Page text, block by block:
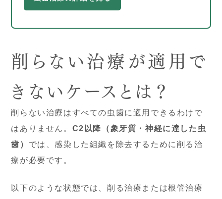
削らない治療が適用で
きないケースとは？
削らない治療はすべての虫歯に適用できるわけで
はありません。 C2以降（象牙質・神経に達した虫
歯） では、感染した組織を除去するために削る治
療が必要です。
以下のような状態では、削る治療または根管治療